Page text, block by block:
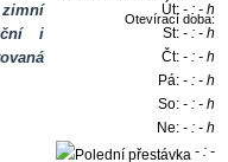
i
Otevírací doba:
Út:- : - h
St:- : - h
Čt:- : - h
Pá:- : - h
So:- : - h
Ne:- : - h
- : -